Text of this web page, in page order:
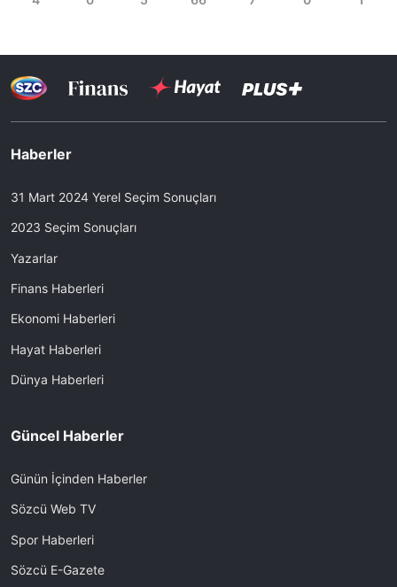
Haberler
31 Mart 2024 Yerel Seçim Sonuçları
2023 Seçim Sonuçları
Yazarlar
Finans Haberleri
Ekonomi Haberleri
Hayat Haberleri
Dünya Haberleri
Güncel Haberler
Günün İçinden Haberler
Sözcü Web TV
Spor Haberleri
Sözcü E-Gazete